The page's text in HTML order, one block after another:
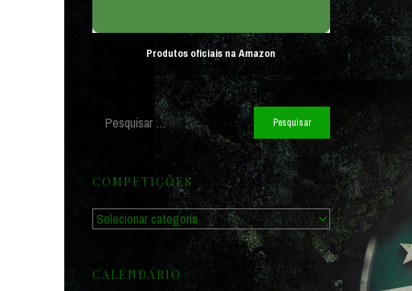
Produtos oficiais na Amazon
Pesquisar
por:
COMPETIÇÕES
Competições
CALENDÁRIO